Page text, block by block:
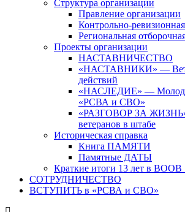
Структура организации
Правление организации
Контрольно-
Региональная
Проекты организации
НАСТАВНИЧЕСТВО
«НАСТАВНИКИ» —
действий
«НАСЛЕДИЕ» —
«РСВА и СВО»
«РАЗГОВОР ЗА
ветеранов в штабе
Историческая справка
Книга ПАМЯТИ
Памятные ДАТЫ
Краткие итоги 13 лет в ВООВ
СОТРУДНИЧЕСТВО
ВСТУПИТЬ в «РСВА и СВО»